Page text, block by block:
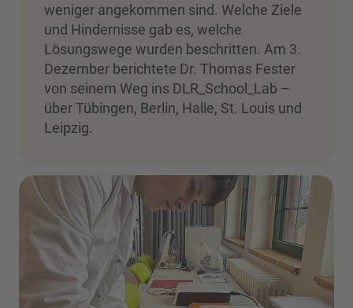
weniger angekommen sind. Welche Ziele
und Hindernisse gab es, welche
Lösungswege wurden beschritten. Am 3.
Dezember berichtete Dr. Thomas Fester
von seinem Weg ins DLR_School_Lab –
über Tübingen, Berlin, Halle, St. Louis und
Leipzig.